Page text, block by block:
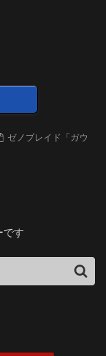
ゼノブレイド「ガウ
です